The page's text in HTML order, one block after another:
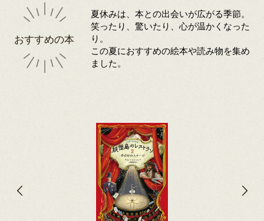
おすすめの本
夏休みは、本との出会いが広がる季節。
笑ったり、驚いたり、心が温かくなった
り。
この夏におすすめの絵本や読み物を集め
ました。